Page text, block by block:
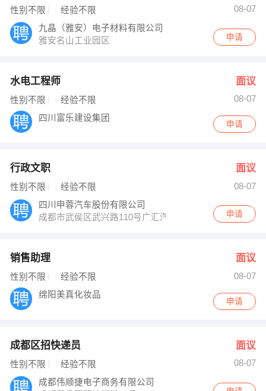
性别不限 经验不限
08-07
九晶（雅安）电子材料有限公司
雅安名山工业园区
申请
水电工程师 面议
性别不限 经验不限
08-07
四川富乐建设集团
申请
行政文职 面议
性别不限 经验不限
08-07
四川申蓉汽车股份有限公司
成都市武侯区武兴路110号广汇汽车四川区域集团人力行
申请
销售助理 面议
性别不限 经验不限
08-07
绵阳美真化妆品
申请
成都区招快递员 面议
性别不限 经验不限
08-07
成都伟顺捷电子商务有限公司